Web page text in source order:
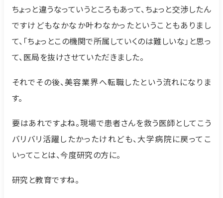
ちょっと違うなっていうところもあって、ちょっと交渉したん
ですけどもなかなか叶わなかったということもありまし
て、「ちょっとこの機関で所属していくのは難しいな」と思っ
て、医局を抜けさせていただきました。
それでその後、美容業界へ転職したという流れになりま
す。
要はあれですよね。現場で患者さんを救う医師としてこう
バリバリ活躍したかったけれども、大学病院に戻ってこ
いってことは、今度研究の方に。
研究と教育ですね。